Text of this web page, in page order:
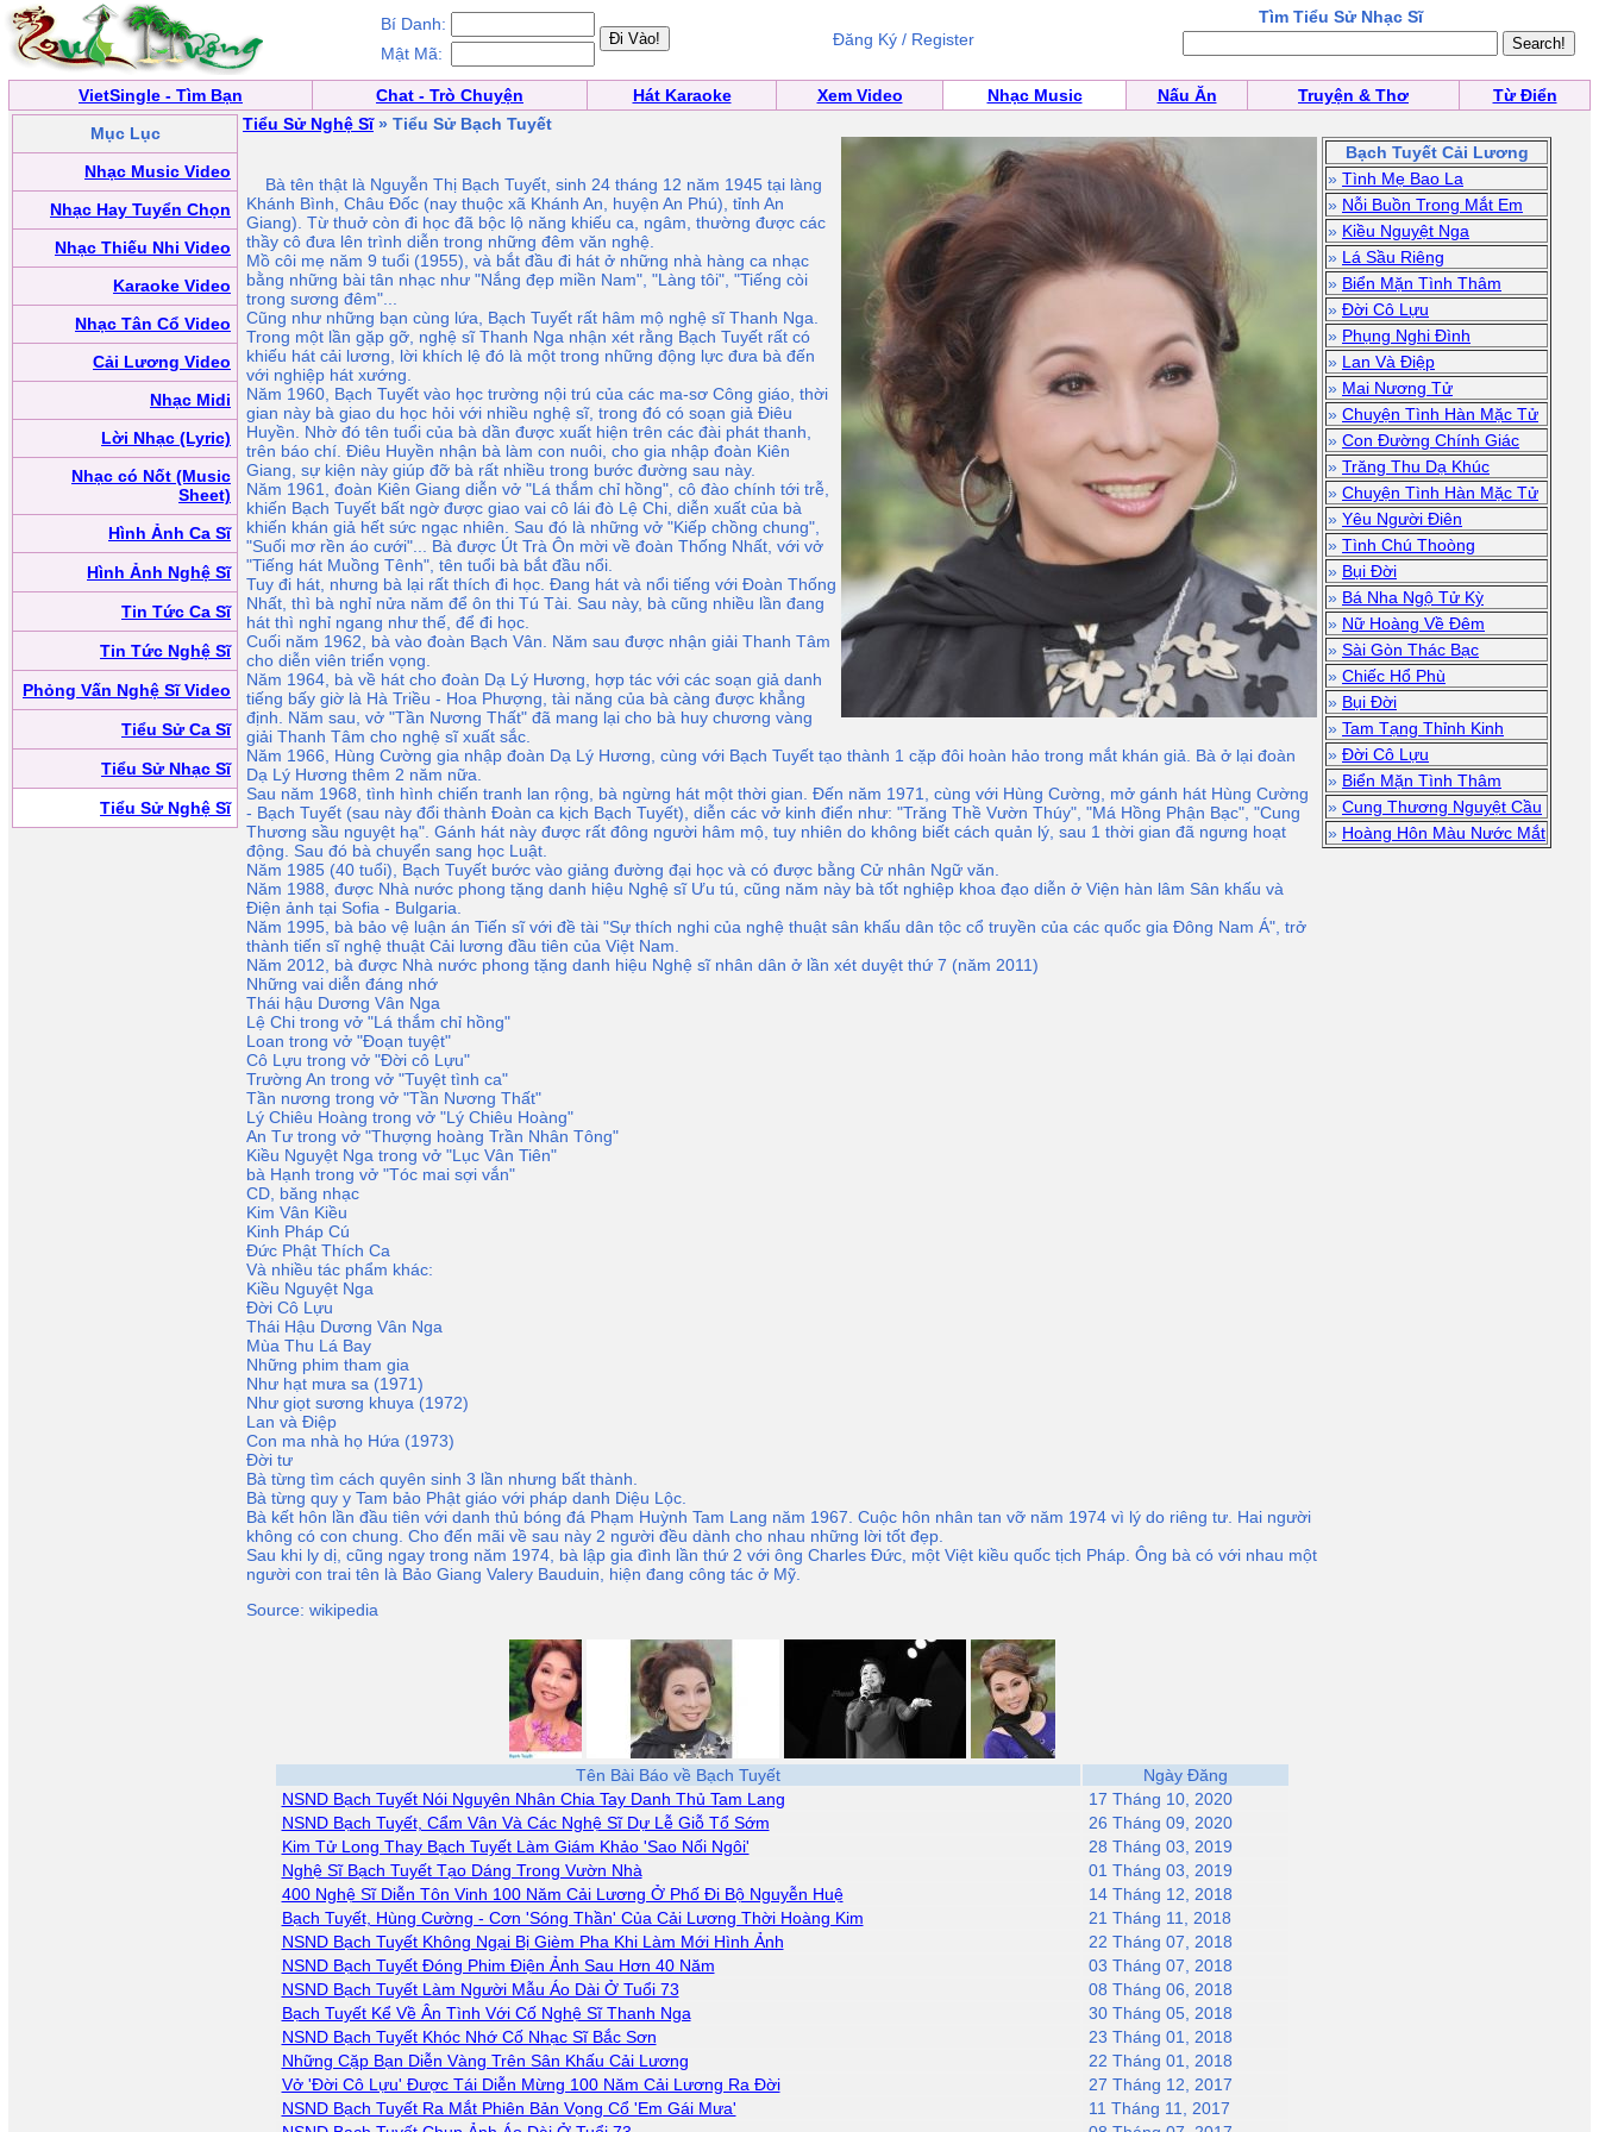
Bí Danh:
Mật Mã:
Đăng Ký / Register
Tìm Tiểu Sử Nhạc Sĩ
VietSingle - Tìm Bạn Chat - Trò Chuyện Hát Karaoke Xem Video Nhạc Music Nấu Ăn Truyện & Thơ
Từ Điển
Mục Lục
Nhạc Music Video
Nhạc Hay Tuyển Chọn
Nhạc Thiếu Nhi Video
Karaoke Video
Nhạc Tân Cổ Video
Cải Lương Video
Nhạc Midi
Lời Nhạc (Lyric)
Nhạc có Nốt (Music
Sheet)
Hình Ảnh Ca Sĩ
Hình Ảnh Nghệ Sĩ
Tin Tức Ca Sĩ
Tin Tức Nghệ Sĩ
Phỏng Vấn Nghệ Sĩ Video
Tiểu Sử Ca Sĩ
Tiểu Sử Nhạc Sĩ
Tiểu Sử Nghệ Sĩ
Tiểu Sử Nghệ Sĩ» Tiểu Sử Bạch Tuyết
Bà tên thật là Nguyễn Thị Bạch Tuyết, sinh 24 tháng 12 năm 1945 tại làng
Khánh Bình, Châu Ðốc (nay thuộc xã Khánh An, huyện An Phú), tỉnh An
Giang). Từ thuở còn đi học đã bộc lộ năng khiếu ca, ngâm, thường được các
thầy cô đưa lên trình diễn trong những đêm văn nghệ.
Mồ côi mẹ năm 9 tuổi (1955), và bắt đầu đi hát ở những nhà hàng ca nhạc
bằng những bài tân nhạc như "Nắng đẹp miền Nam", "Làng tôi", "Tiếng còi
trong sương đêm"...
Cũng như những bạn cùng lứa, Bạch Tuyết rất hâm mộ nghệ sĩ Thanh Nga.
Trong một lần gặp gỡ, nghệ sĩ Thanh Nga nhận xét rằng Bạch Tuyết rất có
khiếu hát cải lương, lời khích lệ đó là một trong những động lực đưa bà đến
với nghiệp hát xướng.
Năm 1960, Bạch Tuyết vào học trường nội trú của các ma-sơ Công giáo, thời
gian này bà giao du học hỏi với nhiều nghệ sĩ, trong đó có soạn giả Điêu
Huyền. Nhờ đó tên tuổi của bà dần được xuất hiện trên các đài phát thanh,
trên báo chí. Điêu Huyền nhận bà làm con nuôi, cho gia nhập đoàn Kiên
Giang, sự kiện này giúp đỡ bà rất nhiều trong bước đường sau này.
Năm 1961, đoàn Kiên Giang diễn vở "Lá thắm chỉ hồng", cô đào chính tới trễ,
khiến Bạch Tuyết bất ngờ được giao vai cô lái đò Lệ Chi, diễn xuất của bà
khiến khán giả hết sức ngạc nhiên. Sau đó là những vở "Kiếp chồng chung",
"Suối mơ rền áo cưới"... Bà được Út Trà Ôn mời về đoàn Thống Nhất, với vở
"Tiếng hát Muồng Tênh", tên tuổi bà bắt đầu nổi.
Tuy đi hát, nhưng bà lại rất thích đi học. Đang hát và nổi tiếng với Đoàn Thống
Nhất, thì bà nghỉ nửa năm để ôn thi Tú Tài. Sau này, bà cũng nhiều lần đang
hát thì nghỉ ngang như thế, để đi học.
Cuối năm 1962, bà vào đoàn Bạch Vân. Năm sau được nhận giải Thanh Tâm
cho diễn viên triển vọng.
Năm 1964, bà về hát cho đoàn Dạ Lý Hương, hợp tác với các soạn giả danh
tiếng bấy giờ là Hà Triều - Hoa Phượng, tài năng của bà càng được khẳng
định. Năm sau, vở "Tần Nương Thất" đã mang lại cho bà huy chương vàng
giải Thanh Tâm cho nghệ sĩ xuất sắc.
Năm 1966, Hùng Cường gia nhập đoàn Dạ Lý Hương, cùng với Bạch Tuyết tạo thành 1 cặp đôi hoàn hảo trong mắt khán giả. Bà ở lại đoàn
Dạ Lý Hương thêm 2 năm nữa.
Sau năm 1968, tình hình chiến tranh lan rộng, bà ngừng hát một thời gian. Đến năm 1971, cùng với Hùng Cường, mở gánh hát Hùng Cường
- Bạch Tuyết (sau này đổi thành Đoàn ca kịch Bạch Tuyết), diễn các vở kinh điển như: "Trăng Thề Vườn Thúy", "Má Hồng Phận Bạc", "Cung
Thương sầu nguyệt hạ". Gánh hát này được rất đông người hâm mộ, tuy nhiên do không biết cách quản lý, sau 1 thời gian đã ngưng hoạt
động. Sau đó bà chuyển sang học Luật.
Năm 1985 (40 tuổi), Bạch Tuyết bước vào giảng đường đại học và có được bằng Cử nhân Ngữ văn.
Năm 1988, được Nhà nước phong tặng danh hiệu Nghệ sĩ Ưu tú, cũng năm này bà tốt nghiệp khoa đạo diễn ở Viện hàn lâm Sân khấu và
Điện ảnh tại Sofia - Bulgaria.
Năm 1995, bà bảo vệ luận án Tiến sĩ với đề tài "Sự thích nghi của nghệ thuật sân khấu dân tộc cổ truyền của các quốc gia Đông Nam Á", trở
thành tiến sĩ nghệ thuật Cải lương đầu tiên của Việt Nam.
Năm 2012, bà được Nhà nước phong tặng danh hiệu Nghệ sĩ nhân dân ở lần xét duyệt thứ 7 (năm 2011)
Những vai diễn đáng nhớ
Thái hậu Dương Vân Nga
Lệ Chi trong vở "Lá thắm chỉ hồng"
Loan trong vở "Đoạn tuyệt"
Cô Lựu trong vở "Đời cô Lựu"
Trường An trong vở "Tuyệt tình ca"
Tần nương trong vở "Tần Nương Thất"
Lý Chiêu Hoàng trong vở "Lý Chiêu Hoàng"
An Tư trong vở "Thượng hoàng Trần Nhân Tông"
Kiều Nguyệt Nga trong vở "Lục Vân Tiên"
bà Hạnh trong vở "Tóc mai sợi vắn"
CD, băng nhạc
Kim Vân Kiều
Kinh Pháp Cú
Đức Phật Thích Ca
Và nhiều tác phẩm khác:
Kiều Nguyệt Nga
Đời Cô Lựu
Thái Hậu Dương Vân Nga
Mùa Thu Lá Bay
Những phim tham gia
Như hạt mưa sa (1971)
Như giọt sương khuya (1972)
Lan và Điệp
Con ma nhà họ Hứa (1973)
Đời tư
Bà từng tìm cách quyên sinh 3 lần nhưng bất thành.
Bà từng quy y Tam bảo Phật giáo với pháp danh Diệu Lộc.
Bà kết hôn lần đầu tiên với danh thủ bóng đá Phạm Huỳnh Tam Lang năm 1967. Cuộc hôn nhân tan vỡ năm 1974 vì lý do riêng tư. Hai người
không có con chung. Cho đến mãi về sau này 2 người đều dành cho nhau những lời tốt đẹp.
Sau khi ly dị, cũng ngay trong năm 1974, bà lập gia đình lần thứ 2 với ông Charles Đức, một Việt kiều quốc tịch Pháp. Ông bà có với nhau một
người con trai tên là Bảo Giang Valery Bauduin, hiện đang công tác ở Mỹ.
Source: wikipedia
Tên Bài Báo về Bạch Tuyết
Ngày Đăng
NSND Bạch Tuyết Nói Nguyên Nhân Chia Tay Danh Thủ Tam Lang
17 Tháng 10, 2020
NSND Bạch Tuyết, Cẩm Vân Và Các Nghệ Sĩ Dự Lễ Giỗ Tổ Sớm
26 Tháng 09, 2020
Kim Tử Long Thay Bạch Tuyết Làm Giám Khảo 'Sao Nối Ngôi'
28 Tháng 03, 2019
Nghệ Sĩ Bạch Tuyết Tạo Dáng Trong Vườn Nhà
01 Tháng 03, 2019
400 Nghệ Sĩ Diễn Tôn Vinh 100 Năm Cải Lương Ở Phố Đi Bộ Nguyễn Huệ
14 Tháng 12, 2018
Bạch Tuyết, Hùng Cường - Cơn 'Sóng Thần' Của Cải Lương Thời Hoàng Kim
21 Tháng 11, 2018
NSND Bạch Tuyết Không Ngại Bị Gièm Pha Khi Làm Mới Hình Ảnh
22 Tháng 07, 2018
NSND Bạch Tuyết Đóng Phim Điện Ảnh Sau Hơn 40 Năm
03 Tháng 07, 2018
NSND Bạch Tuyết Làm Người Mẫu Áo Dài Ở Tuổi 73
08 Tháng 06, 2018
Bạch Tuyết Kể Về Ân Tình Với Cố Nghệ Sĩ Thanh Nga
30 Tháng 05, 2018
NSND Bạch Tuyết Khóc Nhớ Cố Nhạc Sĩ Bắc Sơn
23 Tháng 01, 2018
Những Cặp Bạn Diễn Vàng Trên Sân Khấu Cải Lương
22 Tháng 01, 2018
Vở 'Đời Cô Lựu' Được Tái Diễn Mừng 100 Năm Cải Lương Ra Đời
27 Tháng 12, 2017
NSND Bạch Tuyết Ra Mắt Phiên Bản Vọng Cổ 'Em Gái Mưa'
11 Tháng 11, 2017
Bạch Tuyết Cải Lương
» Tình Mẹ Bao La
» Nỗi Buồn Trong Mắt Em
» Kiều Nguyệt Nga
» Lá Sầu Riêng
» Biển Mặn Tình Thâm
» Đời Cô Lựu
» Phụng Nghi Đình
» Lan Và Điệp
» Mai Nương Tử
» Chuyện Tình Hàn Mặc Tử
» Con Đường Chính Giác
» Trăng Thu Dạ Khúc
» Chuyện Tình Hàn Mặc Tử
» Yêu Người Điên
» Tình Chú Thoòng
» Bụi Đời
» Bá Nha Ngộ Tử Kỳ
» Nữ Hoàng Về Đêm
» Sài Gòn Thác Bạc
» Chiếc Hổ Phù
» Bụi Đời
» Tam Tạng Thỉnh Kinh
» Đời Cô Lựu
» Biển Mặn Tình Thâm
» Cung Thương Nguyệt Cầu
» Hoàng Hôn Màu Nước Mắt